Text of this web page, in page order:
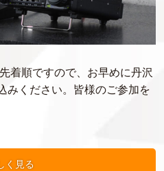
着順ですので、お早めに丹沢
みください。皆様のご参加を
く見る